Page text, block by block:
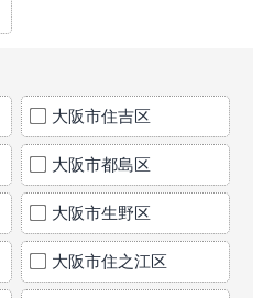
大阪市住吉区
大阪市都島区
大阪市生野区
大阪市住之江区